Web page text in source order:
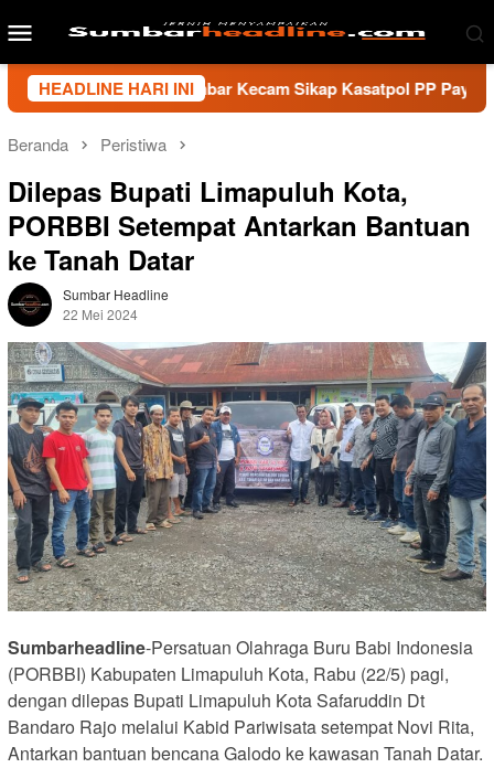
ke
Menu
Mobile
HEADLINE HARI INI
Sumbar Kecam Sikap Kasatpol PP Payakumbuh,
Beranda Peristiwa
Dilepas Bupati Limapuluh Kota,
PORBBI Setempat Antarkan Bantuan
ke Tanah Datar
Sumbar Headline
22 Mei 2024
Sumbarheadline-Persatuan Olahraga Buru Babi Indonesia
(PORBBI) Kabupaten Limapuluh Kota, Rabu (22/5) pagi,
dengan dilepas Bupati Limapuluh Kota Safaruddin Dt
Bandaro Rajo melalui Kabid Pariwisata setempat Novi Rita,
Antarkan bantuan bencana Galodo ke kawasan Tanah Datar.